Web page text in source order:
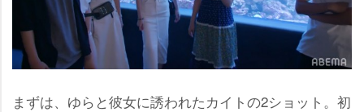
まずは、ゆらと彼女に誘われたカイトの2ショット。初